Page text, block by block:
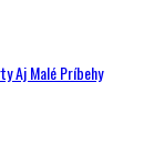
Aj Malé Príbehy